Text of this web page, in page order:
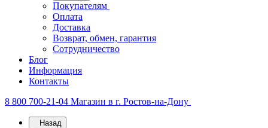
Покупателям
Оплата
Доставка
Возврат, обмен, гарантия
Сотрудничество
Блог
Информация
Контакты
8 800 700-21-04 Магазин в г. Ростов-на-Дону
Назад